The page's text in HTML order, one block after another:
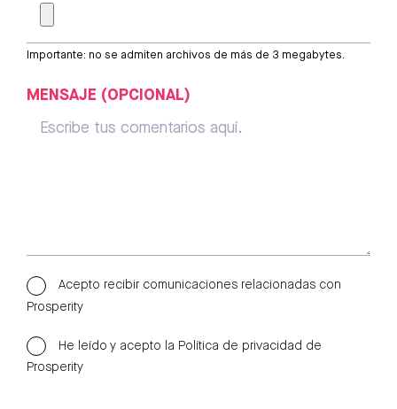
Importante: no se admiten archivos de más de 3 megabytes.
MENSAJE (OPCIONAL)
Acepto recibir comunicaciones relacionadas con
Prosperity
He leído y acepto la Política de privacidad de
Prosperity